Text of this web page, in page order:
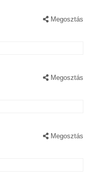
Megosztás
Megosztás
Megosztás